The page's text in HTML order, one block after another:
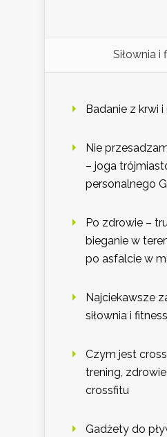
Siłownia i
Badanie z krwi
Nie
– joga
personalnego
Po zdrowie –
bieganie w
po asfalcie w
Najciekawsze
siłownia i
Czym jest
trening,
crossfitu
Gadżety do